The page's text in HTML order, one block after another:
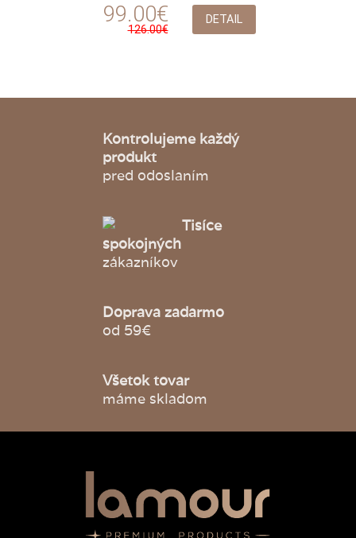
99.00€
126.00€
DETAIL
Kontrolujeme každý
produkt
pred odoslaním
Tisíce
spokojných
zákazníkov
Doprava zadarmo
od 59€
Všetok tovar
máme skladom